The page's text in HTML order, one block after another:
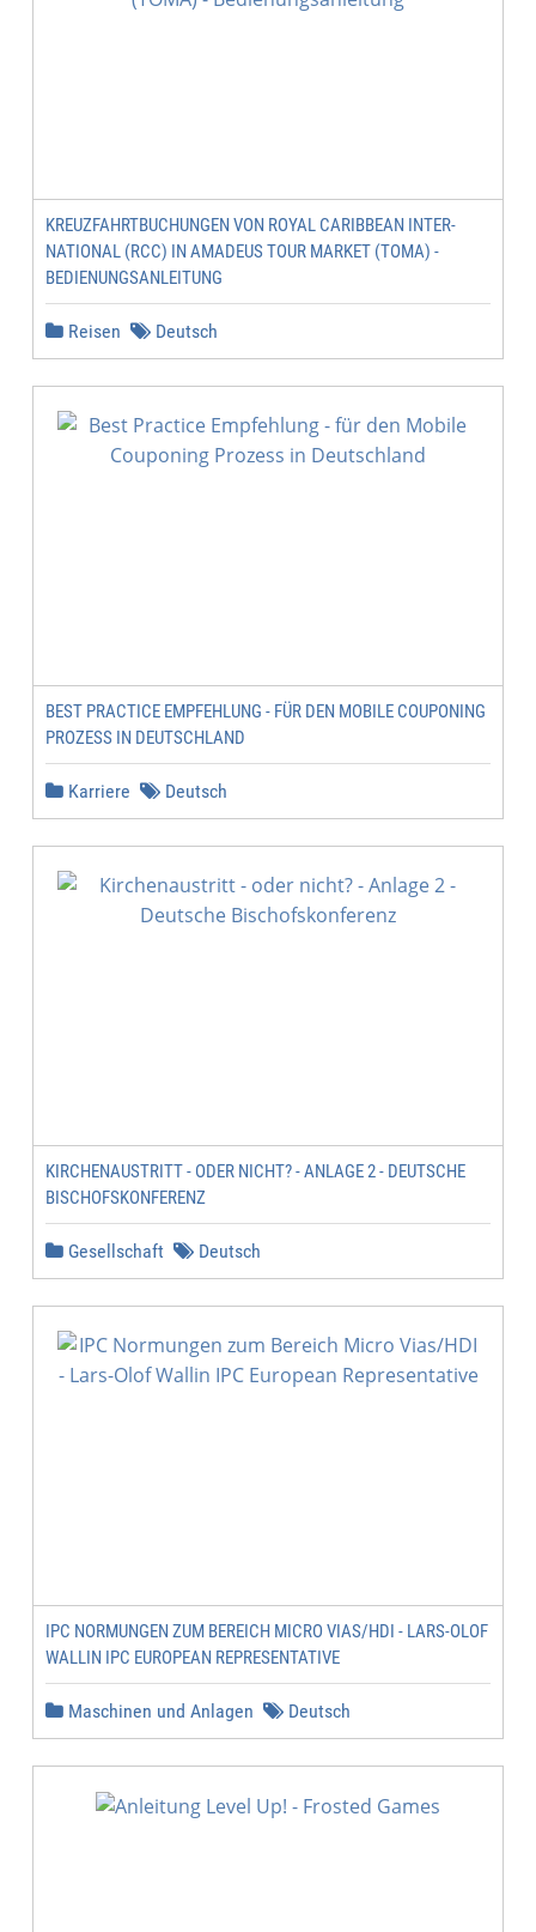
KREUZFAHRTBUCHUNGEN VON ROYAL CARIBBEAN INTER-
NATIONAL (RCC) IN AMADEUS TOUR MARKET (TOMA) -
BEDIENUNGSANLEITUNG
Reisen Deutsch
BEST PRACTICE EMPFEHLUNG - FÜR DEN MOBILE COUPONING
PROZESS IN DEUTSCHLAND
Karriere Deutsch
KIRCHENAUSTRITT - ODER NICHT? - ANLAGE 2 - DEUTSCHE
BISCHOFSKONFERENZ
Gesellschaft Deutsch
IPC NORMUNGEN ZUM BEREICH MICRO VIAS/HDI - LARS-OLOF
WALLIN IPC EUROPEAN REPRESENTATIVE
Maschinen und Anlagen Deutsch